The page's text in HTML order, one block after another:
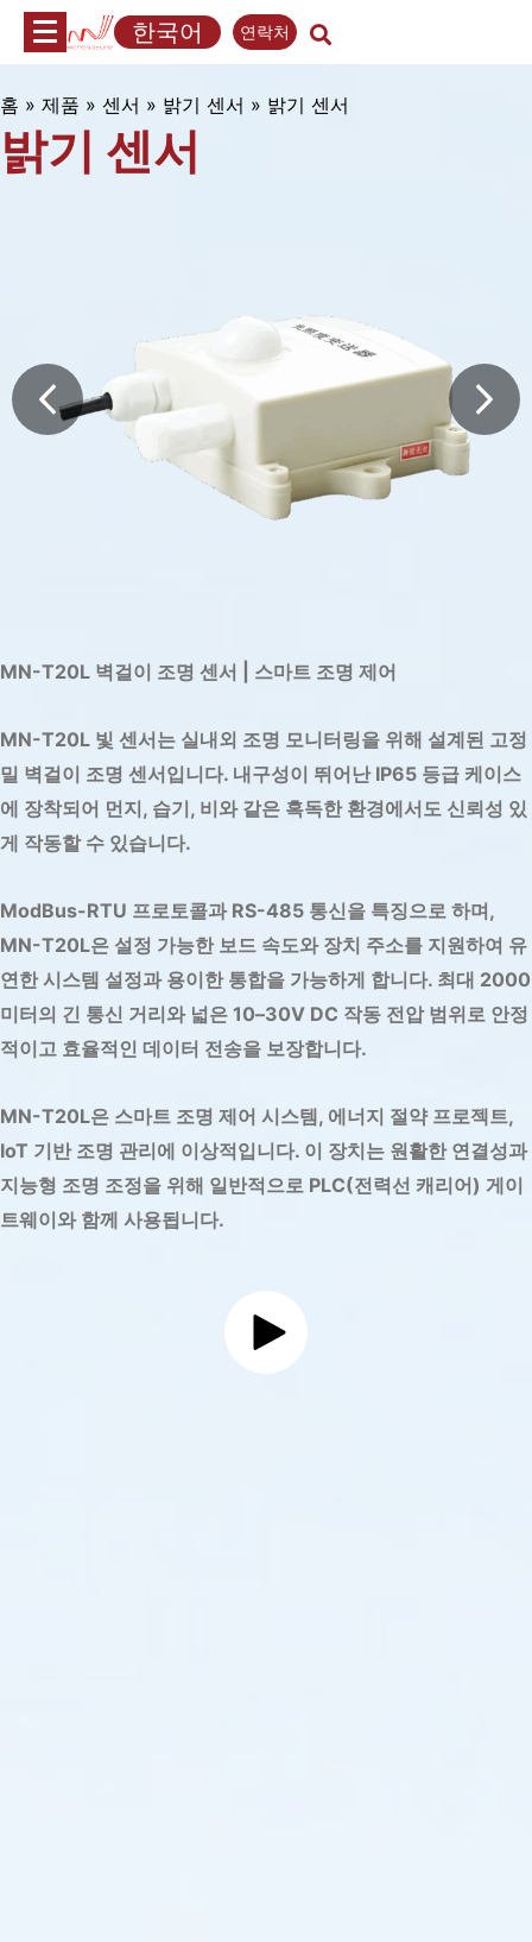
로
건
너
한국어 연락처
홈 » 제품 » 센서 » 밝기 센서 » 밝기 센서
밝기 센서
MN-T20L 벽걸이 조명 센서 | 스마트 조명 제어
MN-T20L 빛 센서는 실내외 조명 모니터링을 위해 설계된 고정
밀 벽걸이 조명 센서입니다. 내구성이 뛰어난 IP65 등급 케이스
에 장착되어 먼지, 습기, 비와 같은 혹독한 환경에서도 신뢰성 있
게 작동할 수 있습니다.
ModBus-RTU 프로토콜과 RS-485 통신을 특징으로 하며,
MN-T20L은 설정 가능한 보드 속도와 장치 주소를 지원하여 유
연한 시스템 설정과 용이한 통합을 가능하게 합니다. 최대 2000
미터의 긴 통신 거리와 넓은 10–30V DC 작동 전압 범위로 안정
적이고 효율적인 데이터 전송을 보장합니다.
MN-T20L은 스마트 조명 제어 시스템, 에너지 절약 프로젝트,
IoT 기반 조명 관리에 이상적입니다. 이 장치는 원활한 연결성과
지능형 조명 조정을 위해 일반적으로 PLC(전력선 캐리어) 게이
트웨이와 함께 사용됩니다.